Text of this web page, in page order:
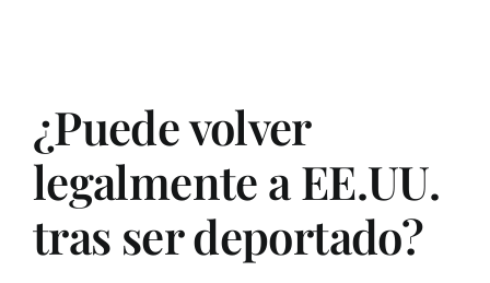
¿Puede volver
legalmente a EE.UU.
tras ser deportado?